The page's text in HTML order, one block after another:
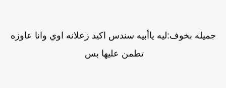
جميله بخوف:ليه ياأبيه سندس اكيد زعلانه اوي وانا عاوزه
تطمن عليها بس